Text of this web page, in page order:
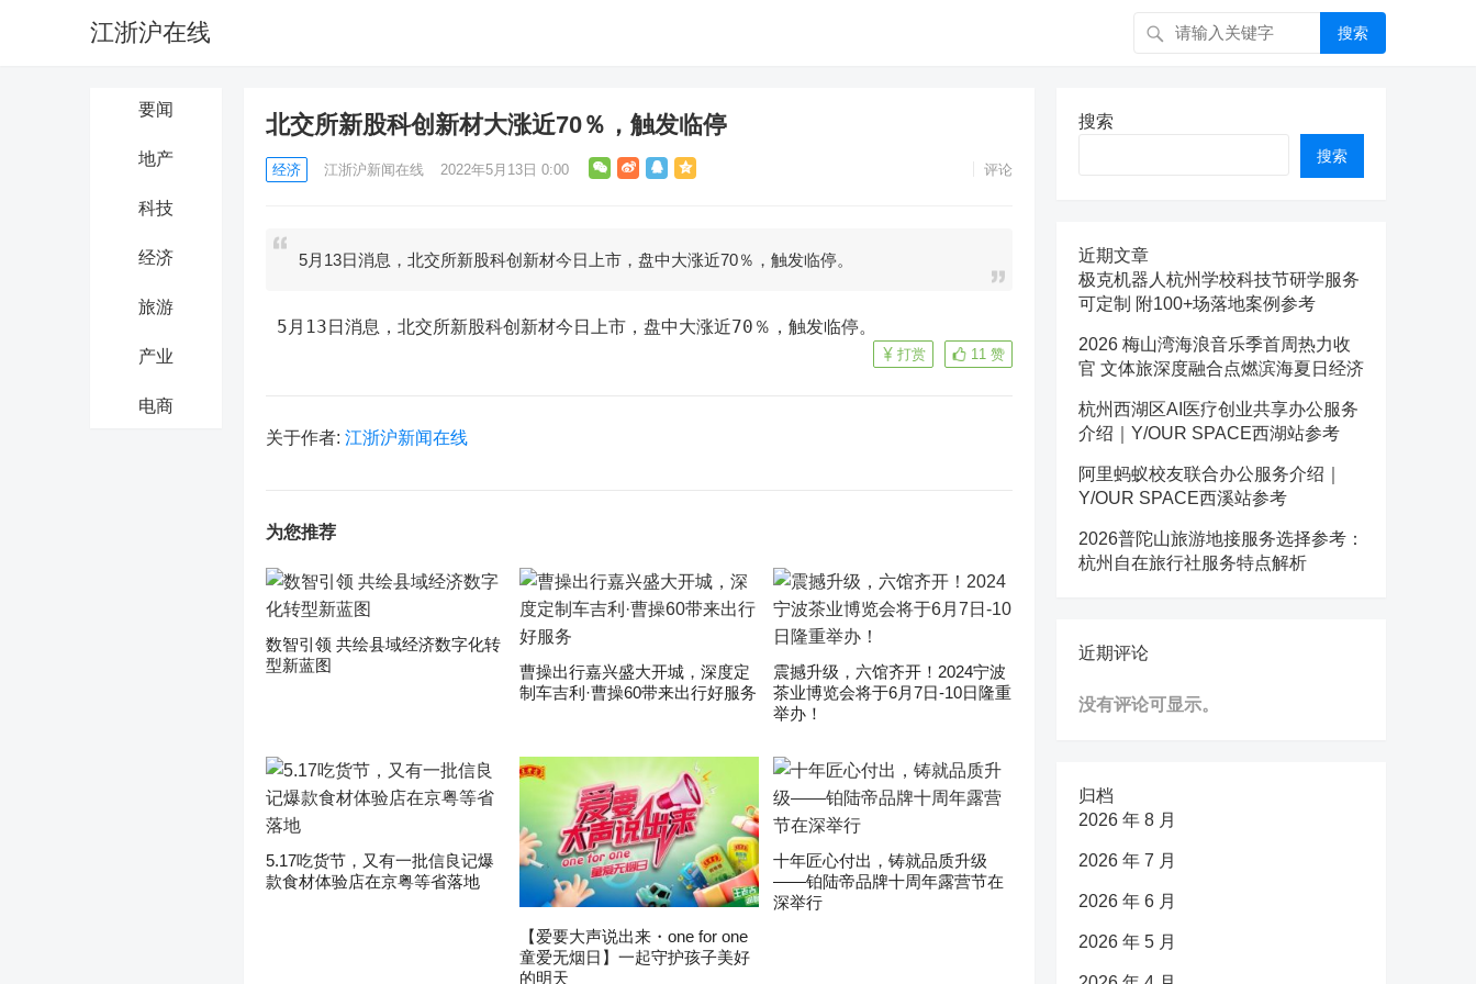
江浙沪在线 搜索
要闻
地产
科技
经济
旅游
产业
电商
北交所新股科创新材大涨近70％，触发临停
经济 江浙沪新闻在线 2022年5月13日 0:00 评论
5月13日消息，北交所新股科创新材今日上市，盘中大涨近70％，触发临停。
5月13日消息，北交所新股科创新材今日上市，盘中大涨近70％，触发临停。
11 赞
打赏
关于作者: 江浙沪新闻在线
为您推荐
数智引领 共绘县域经济数字化转
型新蓝图
曹操出行嘉兴盛大开城，深度定
制车吉利·曹操60带来出行好服务
震撼升级，六馆齐开！2024宁波
茶业博览会将于6月7日-10日隆重
举办！
5.17吃货节，又有一批信良记爆
款食材体验店在京粤等省落地
【爱要大声说出来・one for one
童爱无烟日】一起守护孩子美好
的明天
十年匠心付出，铸就品质升级
——铂陆帝品牌十周年露营节在
深举行
搜索
搜索
近期文章
极克机器人杭州学校科技节研学服务
可定制 附100+场落地案例参考
2026 梅山湾海浪音乐季首周热力收
官 文体旅深度融合点燃滨海夏日经济
杭州西湖区AI医疗创业共享办公服务
介绍｜Y/OUR SPACE西湖站参考
阿里蚂蚁校友联合办公服务介绍｜
Y/OUR SPACE西溪站参考
2026普陀山旅游地接服务选择参考：
杭州自在旅行社服务特点解析
近期评论
没有评论可显示。
归档
2026 年 8 月
2026 年 7 月
2026 年 6 月
2026 年 5 月